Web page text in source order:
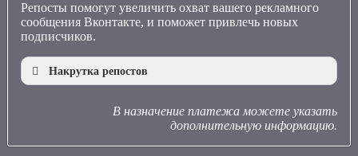
Репосты помогут увеличить охват вашего рекламного
сообщения Вконтакте, и поможет привлечь новых
подписчиков.
Накрутка репостов
В назначение платежа можете указать
дополнительную информацию.